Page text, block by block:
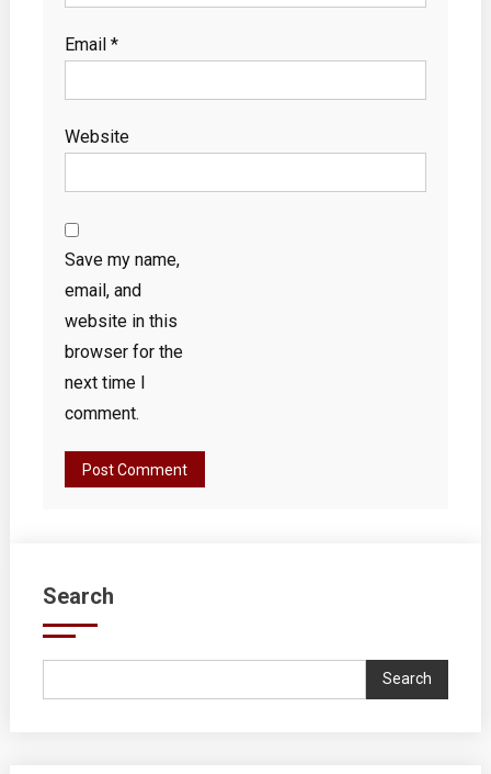
Email *
Website
Save my name,
email, and
website in this
browser for the
next time I
comment.
Search
Search